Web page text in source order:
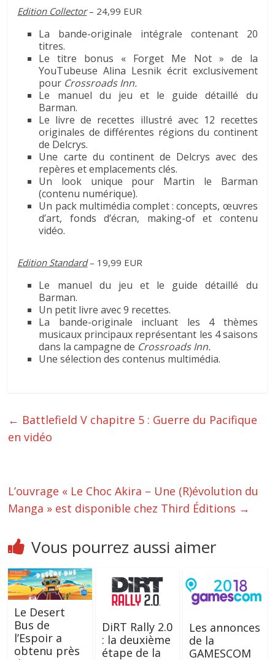
Edition Collector – 24,99 EUR
La bande-originale intégrale contenant 20
titres.
Le titre bonus « Forget Me Not » de la
YouTubeuse Alina Lesnik écrit exclusivement
pour Crossroads Inn.
Le manuel du jeu et le guide détaillé du
Barman.
Le livre de recettes illustré avec 12 recettes
originales de différentes régions du continent
de Delcrys.
Une carte du continent de Delcrys avec des
repères et emplacements clés.
Un look unique pour Martin le Barman
(contenu numérique).
Un pack multimédia complet : concepts, œuvres
d’art, fonds d’écran, making-of et contenu
vidéo.
Edition Standard– 19,99 EUR
Le manuel du jeu et le guide détaillé du
Barman.
Un petit livre avec 9 recettes.
La bande-originale incluant les 4 thèmes
musicaux principaux représentant les 4 saisons
dans la campagne de Crossroads Inn.
Une sélection des contenus multimédia.
← Battlefield V chapitre 5 : Guerre du Pacifique
en vidéo
L’ouvrage « Le Choc Akira – Une (R)évolution du
Manga » est disponible chez Third Éditions →
Vous pourrez aussi aimer
Le Desert
Bus de
l’Espoir a
obtenu près
DiRT Rally 2.0
: la deuxième
étape de la
Les annonces
de la
GAMESCOM